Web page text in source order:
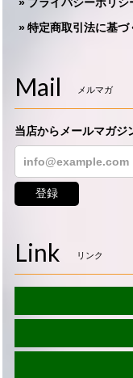
特定商取引法に基づ
Mail メルマガ
当店からメールマガジ
登録
Link リンク